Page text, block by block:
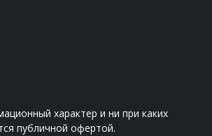
характер и ни при каких
публичной офертой.